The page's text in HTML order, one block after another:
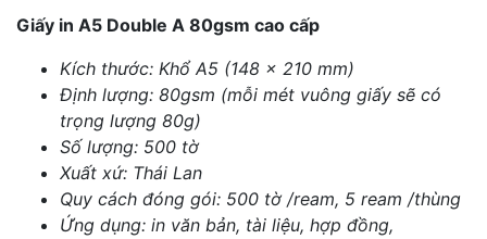
Giấy in A5 Double A 80gsm cao cấp
Kích thước: Khổ A5 (148 x 210 mm)
Định lượng: 80gsm (mỗi mét vuông giấy sẽ có
trọng lượng 80g)
Số lượng: 500 tờ
Xuất xứ: Thái Lan
Quy cách đóng gói: 500 tờ /ream, 5 ream /thùng
Ứng dụng: in văn bản, tài liệu, hợp đồng,